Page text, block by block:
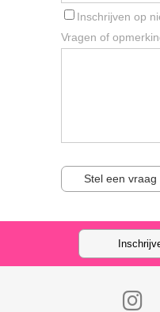
Inschrijven op
Vragen of
Stel een vraag